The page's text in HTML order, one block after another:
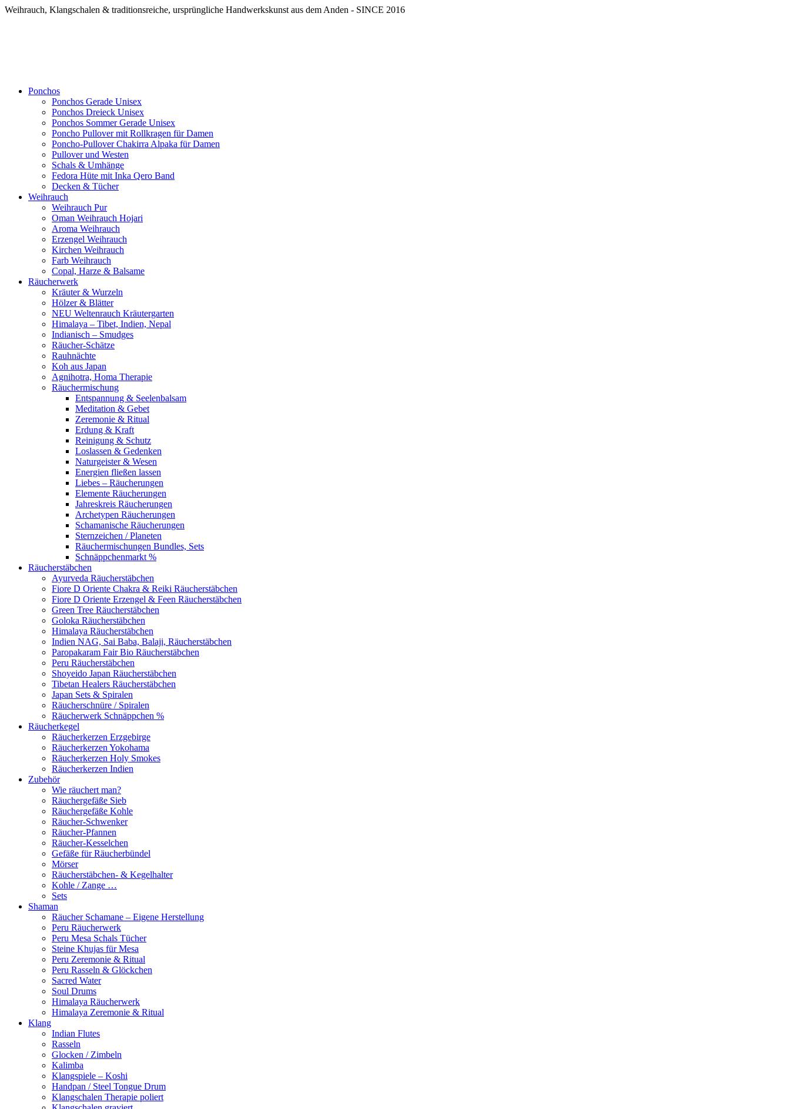
Weihrauch, Klangschalen & traditionsreiche, ursprüngliche Handwerkskunst aus dem Anden - SINCE 2016
Ponchos
Ponchos Gerade Unisex
Ponchos Dreieck Unisex
Ponchos Sommer Gerade Unisex
Poncho Pullover mit Rollkragen für Damen
Poncho-Pullover Chakirra Alpaka für Damen
Pullover und Westen
Schals & Umhänge
Fedora Hüte mit Inka Qero Band
Decken & Tücher
Weihrauch
Weihrauch Pur
Oman Weihrauch Hojari
Aroma Weihrauch
Erzengel Weihrauch
Kirchen Weihrauch
Farb Weihrauch
Copal, Harze & Balsame
Räucherwerk
Kräuter & Wurzeln
Hölzer & Blätter
NEU Weltenrauch Kräutergarten
Himalaya – Tibet, Indien, Nepal
Indianisch – Smudges
Räucher-Schätze
Rauhnächte
Koh aus Japan
Agnihotra, Homa Therapie
Räuchermischung
Entspannung & Seelenbalsam
Meditation & Gebet
Zeremonie & Ritual
Erdung & Kraft
Reinigung & Schutz
Loslassen & Gedenken
Naturgeister & Wesen
Energien fließen lassen
Liebes – Räucherungen
Elemente Räucherungen
Jahreskreis Räucherungen
Archetypen Räucherungen
Schamanische Räucherungen
Sternzeichen / Planeten
Räuchermischungen Bundles, Sets
Schnäppchenmarkt %
Räucherstäbchen
Ayurveda Räucherstäbchen
Fiore D Oriente Chakra & Reiki Räucherstäbchen
Fiore D Oriente Erzengel & Feen Räucherstäbchen
Green Tree Räucherstäbchen
Goloka Räucherstäbchen
Himalaya Räucherstäbchen
Indien NAG, Sai Baba, Balaji, Räucherstäbchen
Paropakaram Fair Bio Räucherstäbchen
Peru Räucherstäbchen
Shoyeido Japan Räucherstäbchen
Tibetan Healers Räucherstäbchen
Japan Sets & Spiralen
Räucherschnüre / Spiralen
Räucherwerk Schnäppchen %
Räucherkegel
Räucherkerzen Erzgebirge
Räucherkerzen Yokohama
Räucherkerzen Holy Smokes
Räucherkerzen Indien
Zubehör
Wie räuchert man?
Räuchergefäße Sieb
Räuchergefäße Kohle
Räucher-Schwenker
Räucher-Pfannen
Räucher-Kesselchen
Gefäße für Räucherbündel
Mörser
Räucherstäbchen- & Kegelhalter
Kohle / Zange …
Sets
Shaman
Räucher Schamane – Eigene Herstellung
Peru Räucherwerk
Peru Mesa Schals Tücher
Steine Khujas für Mesa
Peru Zeremonie & Ritual
Peru Rasseln & Glöckchen
Sacred Water
Soul Drums
Himalaya Räucherwerk
Himalaya Zeremonie & Ritual
Klang
Indian Flutes
Rasseln
Glocken / Zimbeln
Kalimba
Klangspiele – Koshi
Handpan / Steel Tongue Drum
Klangschalen Therapie poliert